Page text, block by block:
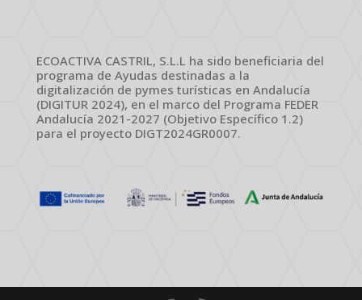
ECOACTIVA CASTRIL, S.L.L ha sido beneficiaria del
programa de Ayudas destinadas a la
digitalización de pymes turísticas en Andalucía
(DIGITUR 2024), en el marco del Programa FEDER
Andalucía 2021-2027 (Objetivo Específico 1.2)
para el proyecto DIGT2024GR0007.